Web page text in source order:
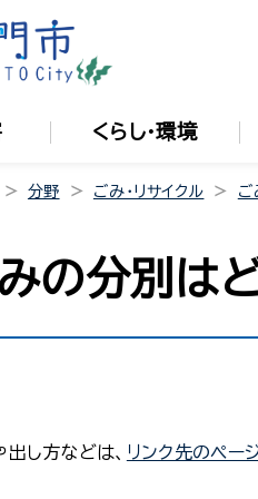
くらし・環境
分野 ごみ・リサイクル ご
の分別は
し方などは、 リンク先のペー